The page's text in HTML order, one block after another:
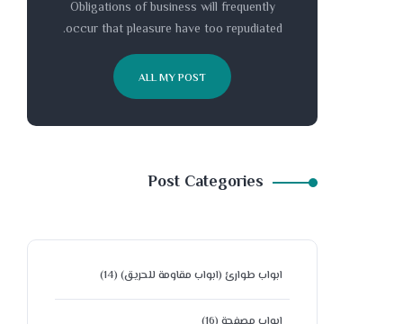
Obligations of business will frequently
occur that pleasure have too repudiated.
ALL MY POST
Post Categories
ابواب طوارئ (ابواب مقاومة للحريق) (14)